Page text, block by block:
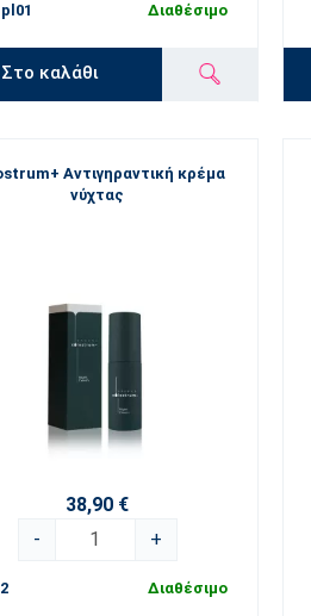
Διαθέσιμο
Στο καλάθι
Αντιγηραντική κρέμα
νύχτας
38,90 €
-
+
Διαθέσιμο